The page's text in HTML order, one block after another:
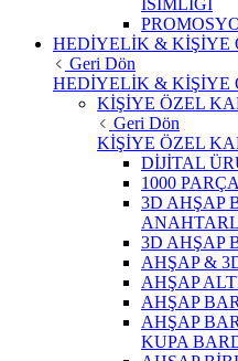
İSİMLİĞİ
HEDİYELİK & KİŞİYE
Geri Dön
HEDİYELİK & KİŞİYE
KİŞİYE ÖZEL
Geri Dön
KİŞİYE ÖZEL
DİJİTAL
1000
3D AHŞAP
3D AHŞAP
AHŞAP &
AHŞAP
AHŞAP
AHŞAP
KUPA